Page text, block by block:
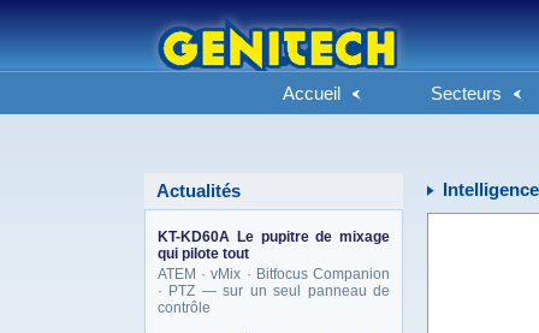
Accueil Secteurs
Actualités
KT-KD60A Le pupitre de mixage
qui pilote tout
ATEM · vMix · Bitfocus Companion
· PTZ — sur un seul panneau de
contrôle